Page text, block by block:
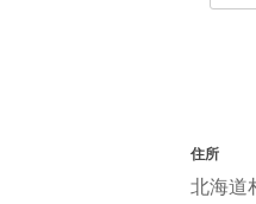
住所
北海道